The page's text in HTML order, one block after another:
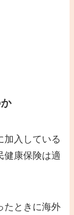
加入している
健康保険は適
たときに海外